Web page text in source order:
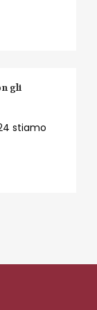
gli
stiamo